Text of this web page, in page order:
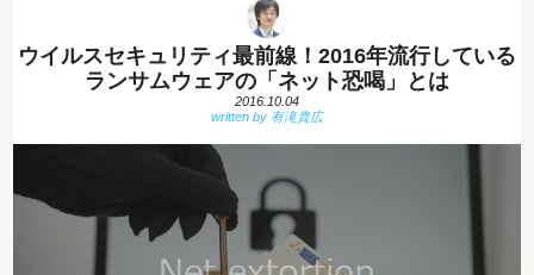
ウイルスセキュリティ最前線！2016年流行している
ランサムウェアの「ネット恐喝」とは
2016.10.04